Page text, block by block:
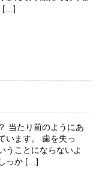
[…]
当たり前のようにあ
います。 歯を失っ
ことにならないよ
っか […]